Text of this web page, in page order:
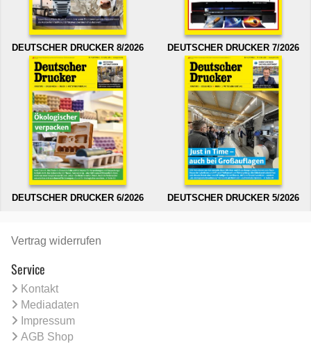
DEUTSCHER DRUCKER 8/2026 DEUTSCHER DRUCKER 7/2026
DEUTSCHER DRUCKER 6/2026 DEUTSCHER DRUCKER 5/2026
Vertrag widerrufen
Service
Kontakt
Mediadaten
Impressum
AGB Shop